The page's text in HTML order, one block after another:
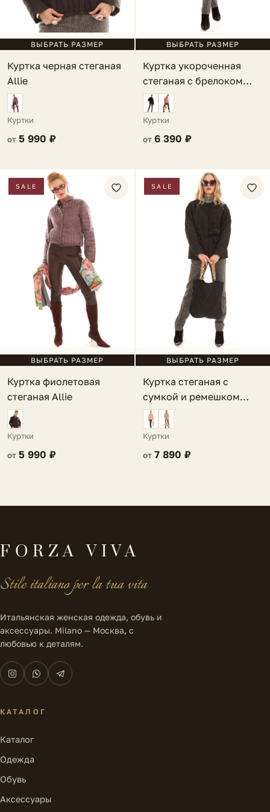
ВЫБРАТЬ РАЗМЕР
Куртка черная стеганая
Allie
Куртки
от 5 990 ₽
ВЫБРАТЬ РАЗМЕР
Куртка укороченная
стеганая с брелоком
серая Lauria
Куртки
от 6 390 ₽
SALE
ВЫБРАТЬ РАЗМЕР
Куртка фиолетовая
стеганая Allie
Куртки
от 5 990 ₽
SALE
ВЫБРАТЬ РАЗМЕР
Куртка стеганая с
сумкой и ремешком
черная Lauria
Куртки
от 7 890 ₽
FORZA VIVA
Stile italiano per la tua vita
Итальянская женская одежда, обувь и
аксессуары. Milano — Москва, с
любовью к деталям.
КАТАЛОГ
Каталог
Одежда
Обувь
Аксессуары